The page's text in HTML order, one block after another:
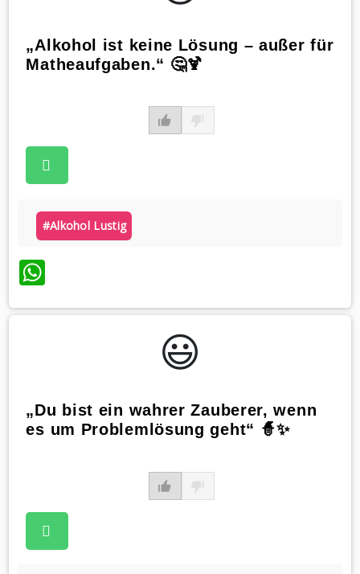
„Alkohol ist keine Lösung – außer für
Matheaufgaben.“ 🤔🍹
#alkohol Lustig
WhatsApp
😃️
„Du bist ein wahrer Zauberer, wenn
es um Problemlösung geht“ 🧙✨